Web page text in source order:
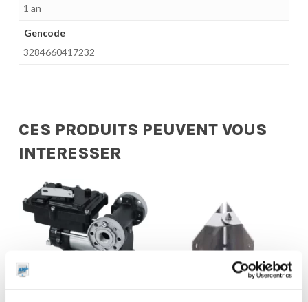
1 an
Gencode
3284660417232
CES PRODUITS PEUVENT VOUS
INTERESSER